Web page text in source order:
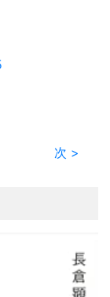
次 >